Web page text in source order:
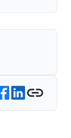
Twitter
on Facebook
Share on LinkedIn
Copy link